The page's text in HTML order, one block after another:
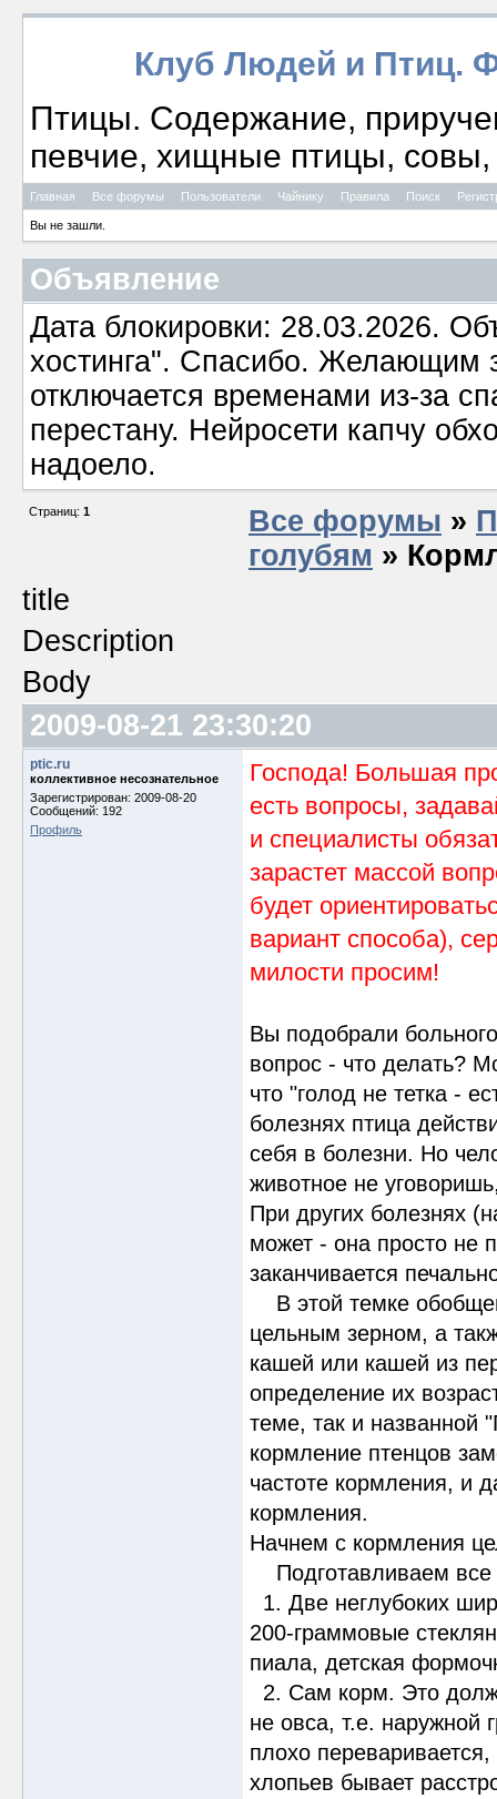
Клуб Людей и Птиц.
Птицы. Содержание,
певчие, хищные птицы, совы,
Главная Все форумы Пользователи Чайнику Правила Поиск
Вы не зашли.
Объявление
Дата блокировки: 28.03.2026.
хостинга". Спасибо. Желающим
отключается временами из-за
перестану. Нейросети капчу
надоело.
Страниц: 1 Все форумы »
голубям »
title
Description
Body
2009-08-21 23:30:20
ptic.ru
коллективное несознательное
Зарегистрирован: 2009-08-20
Сообщений: 192
Профиль
Господа! Большая
есть вопросы,
и специалисты
зарастет массой
будет
вариант способа),
милости просим!
Вы подобрали
вопрос - что делать?
что "голод не тетка -
болезнях птица
себя в болезни. Но
животное не
При других болезнях
может - она просто не
заканчивается
В этой темке
цельным зерном, а
кашей или кашей из
определение их
теме, так и названной
кормление птенцов
частоте кормления, и
кормления.
Начнем с кормления
Подготавливаем все
1. Две неглубоких
200-граммовые
пиала, детская
2. Сам корм. Это
не овса, т.е. наружной
плохо
хлопьев бывает